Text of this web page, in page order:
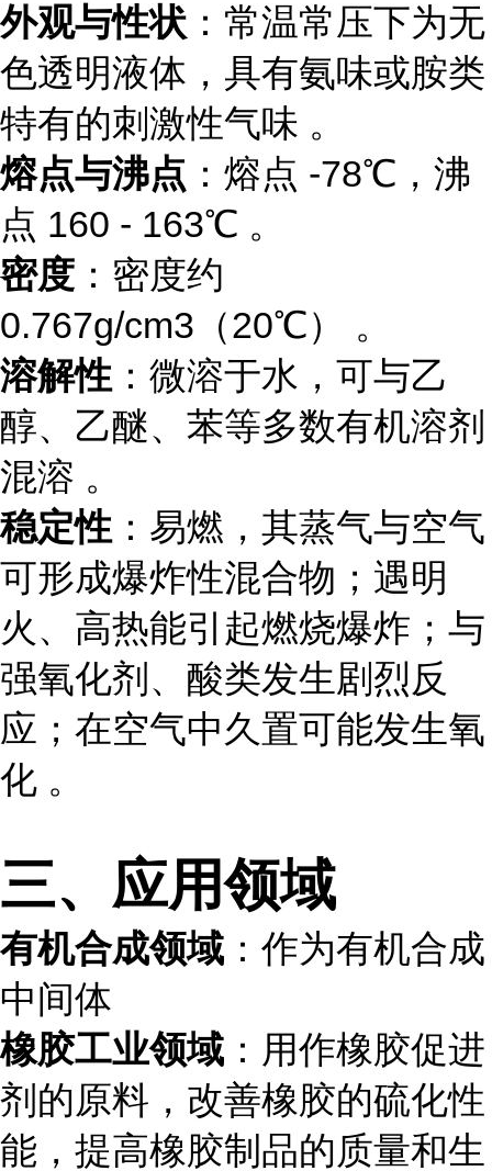
外观与性状 ：常温常压下为无
色透明液体，具有氨味或胺类
特有的刺激性气味 。
熔点与沸点 ：熔点 -78℃，沸
点 160 - 163℃ 。
密度 ：密度约
0.767g/cm3（20℃） 。
溶解性 ：微溶于水，可与乙
醇、乙醚、苯等多数有机溶剂
混溶 。
稳定性 ：易燃，其蒸气与空气
可形成爆炸性混合物；遇明
火、高热能引起燃烧爆炸；与
强氧化剂、酸类发生剧烈反
应；在空气中久置可能发生氧
化 。
三、应用领域
有机合成领域 ：作为有机合成
中间体
橡胶工业领域 ：用作橡胶促进
剂的原料，改善橡胶的硫化性
能，提高橡胶制品的质量和生